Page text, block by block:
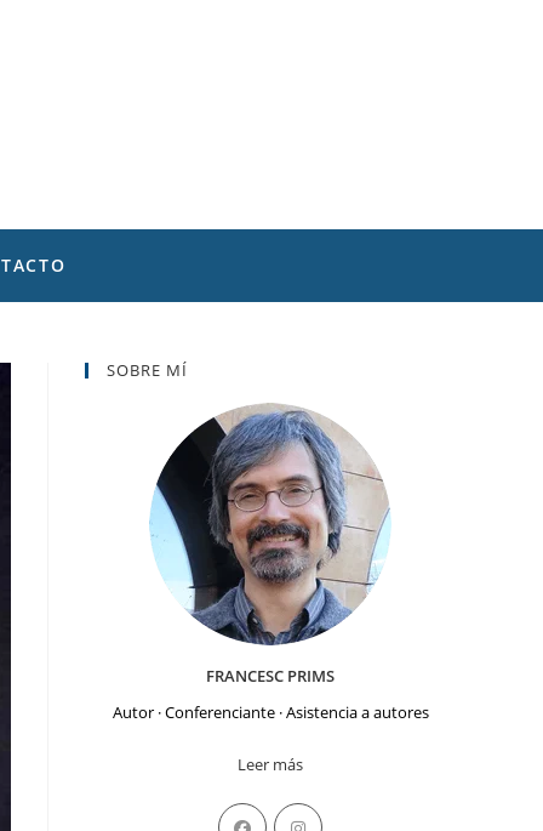
SOBRE MÍ
FRANCESC PRIMS
Autor · Conferenciante · Asistencia a autores
Leer más
Se
Se